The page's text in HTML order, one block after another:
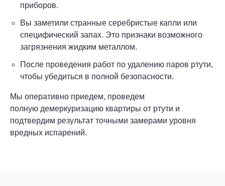
приборов.
Вы заметили странные серебристые капли или
специфический запах. Это признаки возможного
загрязнения жидким металлом.
После проведения работ по удалению паров ртути,
чтобы убедиться в полной безопасности.
Мы оперативно приедем, проведем
полную демеркуризацию квартиры от ртути и
подтвердим результат точными замерами уровня
вредных испарений.